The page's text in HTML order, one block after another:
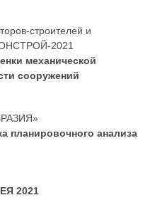
строителей и
2021
механической
сооружений
планировочного анализа
2021